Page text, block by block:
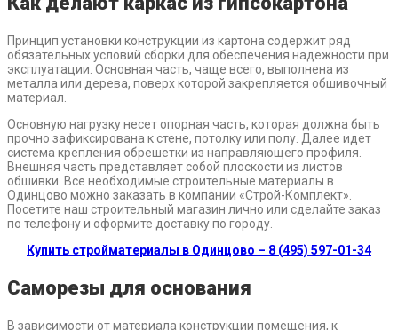
Принцип установки конструкции из картона содержит ряд
обязательных условий сборки для обеспечения надежности при
эксплуатации. Основная часть, чаще всего, выполнена из
металла или дерева, поверх которой закрепляется обшивочный
материал.
Основную нагрузку несет опорная часть, которая должна быть
прочно зафиксирована к стене, потолку или полу. Далее идет
система крепления обрешетки из направляющего профиля.
Внешняя часть представляет собой плоскости из листов
обшивки. Все необходимые строительные материалы в
Одинцово можно заказать в компании «Строй-Комплект».
Посетите наш строительный магазин лично или сделайте заказ
по телефону и оформите доставку по городу.
Купить стройматериалы в Одинцово – 8 (495) 597-01-34
Саморезы для основания
В зависимости от материала конструкции помещения, к